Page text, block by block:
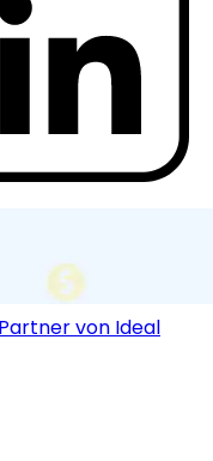
Partner von Ideal